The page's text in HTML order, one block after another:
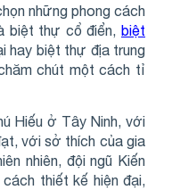
những phong cách
biệt thự cổ điển, biệt
hay biệt thự địa trung
chút một cách tỉ
Hiếu ở Tây Ninh, với
với sở thích của gia
nhiên, đội ngũ Kiến
thiết kế hiện đại,